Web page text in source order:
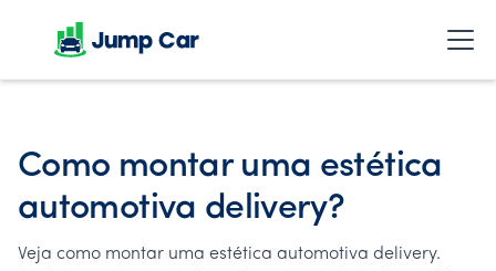
Como montar uma estética
automotiva delivery?
Veja como montar uma estética automotiva delivery.